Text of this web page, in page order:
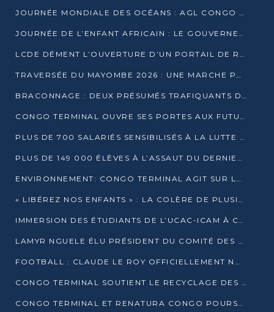
JOURNÉE MONDIALE DES OCÉANS : AGL CONGO MOBILISE SES COLLABORATEURS POUR LA PRÉSERVATION DE LA BIODIVERSITÉ MARINE
JOURNÉE DE L’ENFANT AFRICAIN : LE GOUVERNEMENT MOBILISÉ POUR L’HYGIÈNE DANS LES ORPHELINATS
LCDE DÉMENT L’OUVERTURE D’UN PORTAIL DE RECRUTEMENT ET APPELLE À LA VIGILANCE
TRAVERSÉE DU MAYOMBE 2026 : UNE MARCHE POUR SENSIBILISER ET DÉPISTER AU DIABÈTE
BRACONNAGE : DEUX PRÉSUMÉS TRAFIQUANTS D’HIPPOPOTAME ÉCROUÉS À BRAZZAVILLE
CONGO TERMINAL OUVRE SES PORTES AUX FUTURS INGÉNIEURS DE L’UCAC-ICAM
PLUS DE 700 SALARIÉS SENSIBILISÉS À LA LUTTE CONTRE LA TUBERCULOSE À CONGO TERMINAL
PLUS DE 149 000 ÉLÈVES À L’ASSAUT DU DERNIER CEPE
ENVIRONNEMENT: CONGO TERMINAL AGIT SUR LE TERRAIN ET FORME LES PLUS JEUNES
« LIBÉREZ NOS ENFANTS » : LA COLÈRE DE PLUSIEURS MÈRES À BRAZZAVILLE CONTRE LA DGSP
IMMERSION DES ÉTUDIANTS DE L’UCAC-ICAM À CONGO TERMINAL
LAMYR NGUELE ÉLU PRÉSIDENT DU COMITÉ DES MEMBRES D’HONNEUR DU PCT
FOOTBALL : CLAUDE LE ROY OFFICIELLEMENT NOMMÉ SÉLECTIONNEUR DU CONGO
CONGO TERMINAL SOUTIENT LE RECYCLAGE DES DÉCHETS PLASTIQUES À POINTE-NOIRE
CONGO TERMINAL ET RENATURA CONGO POURSUIVENT LEUR COMBAT POUR LA BIODIVERSITÉ